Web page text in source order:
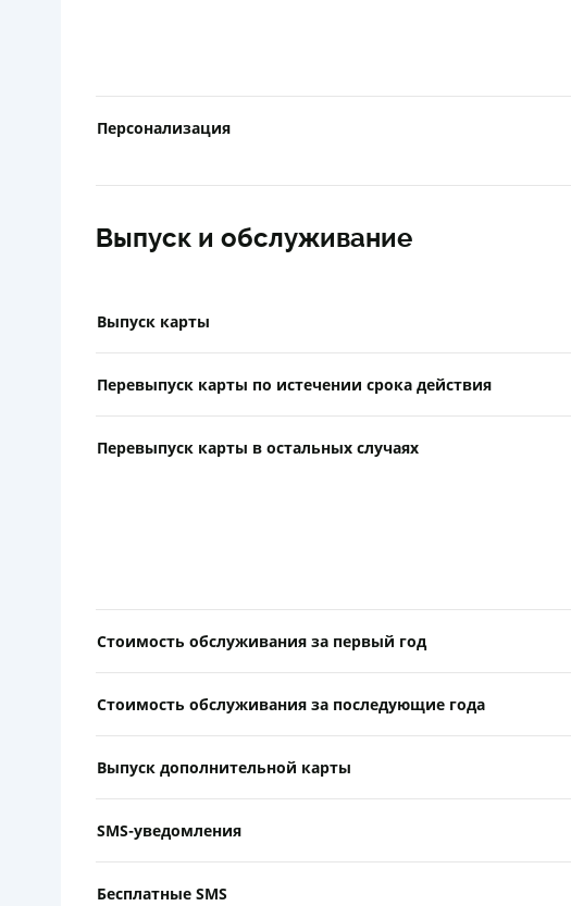
Персонализация
Выпуск и обслуживание
Выпуск карты
Перевыпуск карты по истечении срока действия
Перевыпуск карты в остальных случаях
Стоимость обслуживания за первый год
Стоимость обслуживания за последующие года
Выпуск дополнительной карты
SMS-уведомления
Бесплатные SMS